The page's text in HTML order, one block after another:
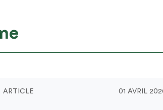
ARTICLE 01 AVRIL